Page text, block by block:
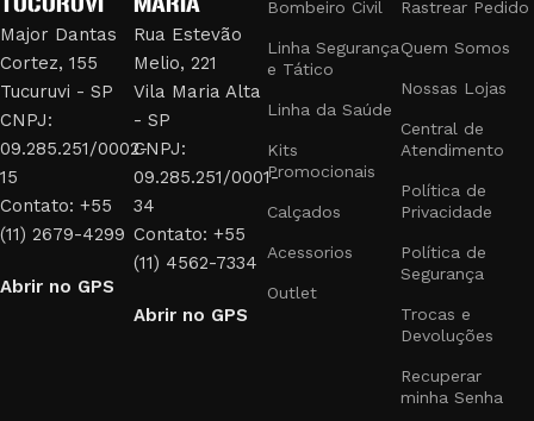
PROFISSIONAIS EXIGENTES
Nossa linha de produtos inclui:
Uniformes e Fardamentos:
Desenvolvidos para bombeiros
civis, com materiais resistentes ao fogo e design funcional.
Acessórios Táticos:Como bolsões de perna, jet loaders,
fieis retráteis e trançados, que oferecem praticidade e
segurança em missões táticas.
Equipamentos de Segurança: Cassetetes, bastões e tonfas,
essenciais para profissionais de segurança e escolta.
Identificação e Estilo:Botons, brevês e emborrachados,
adicionando um toque de distinção e profissionalismo aos
Na Couro Art, entendemos a importância de equipamentos
Major Dantas
Cortez, 155
Tucuruvi - SP
CNPJ:
09.285.251/0002-
15
Contato: +55
(11) 2679-4299
Abrir no GPS
Rua Estevão
Melio, 221
Vila Maria Alta
- SP
CNPJ:
09.285.251/0001-
34
Contato: +55
(11) 4562-7334
Abrir no GPS
Bombeiro Civil
Linha Segurança
e Tático
Linha da Saúde
Kits
Promocionais
Calçados
Acessorios
Outlet
Rastrear Pedido
Quem Somos
Nossas Lojas
Central de
Atendimento
Política de
Privacidade
Política de
Segurança
Trocas e
Devoluções
Recuperar
minha Senha